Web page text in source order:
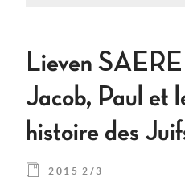
Lieven
Jacob, Paul et
histoire des
2015 2/3